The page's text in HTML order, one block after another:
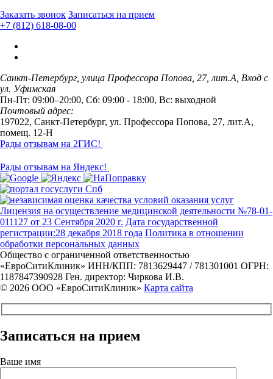
Заказать звонок Записаться на прием
+7 (812) 618-08-00
Санкт-Петербург, улица Профессора Попова, 27, лит.А, Вход с
ул. Уфимская
Пн-Пт: 09:00–20:00, Сб: 09:00 - 18:00, Вс: выходной
Почтовый адрес:
197022, Санкт-Петербург, ул. Профессора Попова, 27, лит.А,
помещ. 12-Н
Рады отзывам на 2ГИС!
Рады отзывам на Яндекс!
Лицензия на осуществление медицинской деятельности №78-01-
011127 от 23 Сентября 2020 г. Дата государственной
регистрации:28 декабря 2018 года Политика в отношении
обработки персональных данных
Общество с ограниченной ответственностью
«ЕвроСитиКлиник» ИНН/КПП: 7813629447 / 781301001 ОГРН:
1187847390928 Ген. директор: Чиркова И.В.
© 2026 ООО «ЕвроСитиКлиник» Карта сайта
Записаться на прием
Ваше имя